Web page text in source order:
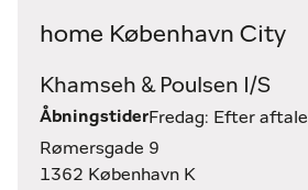
home København City
Khamseh & Poulsen I/S
ÅbningstiderFredag: Efter aftale
Rømersgade 9
1362 København K